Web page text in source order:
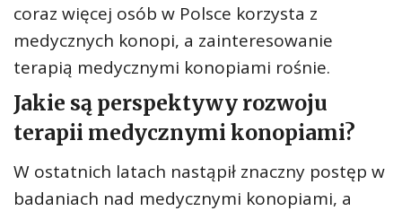
coraz więcej osób w Polsce korzysta z
medycznych konopi, a zainteresowanie
terapią medycznymi konopiami rośnie.
Jakie są perspektywy rozwoju
terapii medycznymi konopiami?
W ostatnich latach nastąpił znaczny postęp w
badaniach nad medycznymi konopiami, a